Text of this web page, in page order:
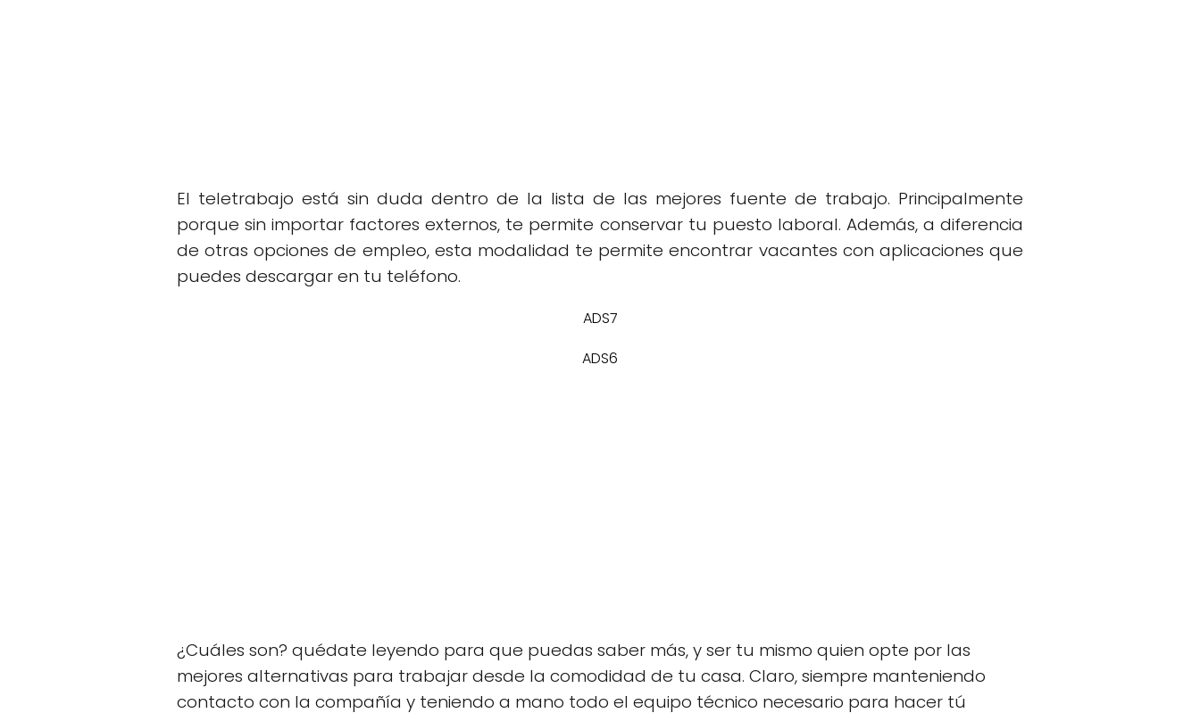
El teletrabajo está sin duda dentro de la lista de las mejores fuente de trabajo. Principalmente
porque sin importar factores externos, te permite conservar tu puesto laboral. Además, a diferencia
de otras opciones de empleo, esta modalidad te permite encontrar vacantes con aplicaciones que
puedes descargar en tu teléfono.
ADS7
ADS6
¿Cuáles son? quédate leyendo para que puedas saber más, y ser tu mismo quien opte por las
mejores alternativas para trabajar desde la comodidad de tu casa. Claro, siempre manteniendo
contacto con la compañía y teniendo a mano todo el equipo técnico necesario para hacer tú